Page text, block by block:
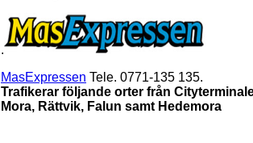
.
MasExpressen Tele. 0771-135 135.
Trafikerar följande orter från
Mora, Rättvik, Falun samt Hedemora